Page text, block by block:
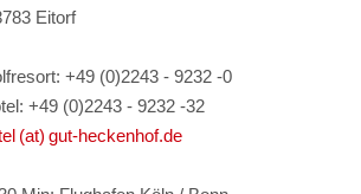
Eitorf
+49 (0)2243 - 9232 -0
+49 (0)2243 - 9232 -32
(at) gut-heckenhof.de